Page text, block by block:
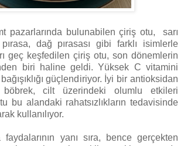
pazarlarında bulunabilen çiriş otu,
sarı
dağ pırasası gibi farklı isimlerle
geç keşfedilen çiriş otu, son dönemlerin
biri haline geldi. Yüksek C vitamini
güçlendiriyor. İyi bir antioksidan
cilt üzerindeki olumlu etkileri
bu alandaki rahatsızlıkların tedavisinde
kullanılıyor.
yanı sıra, bence gerçekten